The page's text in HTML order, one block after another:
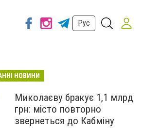
Рус
НОВИНИ
Миколаєву бракує 1,1 млрд
грн: місто повторно
звернеться до Кабміну